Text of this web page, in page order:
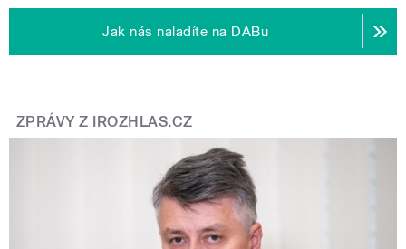
Jak nás naladíte na DABu
ZPRÁVY Z IROZHLAS.CZ